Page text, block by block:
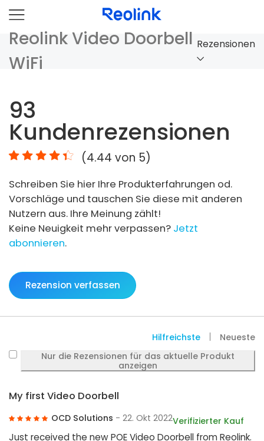
Reolink Video Doorbell
WiFi
Rezensionen
Vergleich
Zubehör
Video
Specs
FAQs
93
Kundenrezensionen
(4.44 von 5)
Schreiben Sie hier Ihre Produkterfahrungen od.
Vorschläge und tauschen Sie diese mit anderen
Nutzern aus. Ihre Meinung zählt!
Keine Neuigkeit mehr verpassen? Jetzt
abonnieren.
Rezension verfassen
Hilfreichste
Neueste
Nur die Rezensionen für das aktuelle Produkt
anzeigen
My first Video Doorbell
OCD Solutions - 22. Okt 2022Verifizierter Kauf
Just received the new POE Video Doorbell from Reolink.